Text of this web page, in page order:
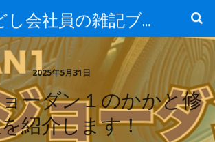
とりどし会社員の雑記ブログ
2025年5月31日
ーダン１のかかと修
紹介します！